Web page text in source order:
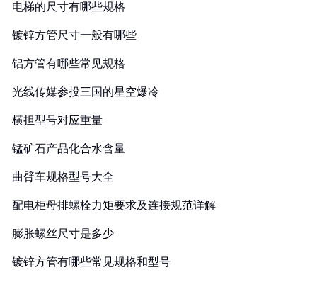
电梯的尺寸有哪些规格
镀锌方管尺寸一般有哪些
铝方管有哪些常见规格
光线传媒参投三国的星空爆冷
横担型号对应重量
锰矿石产品化合水含量
曲臂车规格型号大全
配电柜母排螺栓力矩要求及连接规范详解
膨胀螺丝尺寸是多少
镀锌方管有哪些常见规格和型号